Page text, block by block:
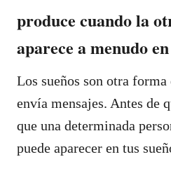
produce cuando la
aparece a menudo
Los sueños son otra
envía mensajes. Antes de
que una determinada
puede aparecer en tus